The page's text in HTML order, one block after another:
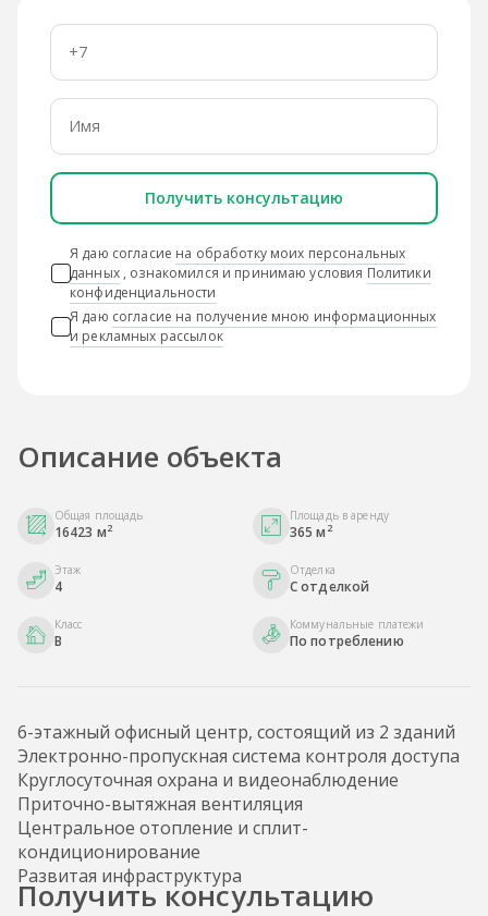
Получить консультацию
Я даю согласие на обработку моих персональных
данных, ознакомился и принимаю условия Политики
конфиденциальности
Я даю согласие на получение мною информационных
и рекламных рассылок
Описание объекта
Общая площадь
16423 м2
Площадь в аренду
365 м 2
Этаж
4
Отделка
С отделкой
Класс
B
Коммунальные платежи
По потреблению
6-этажный офисный центр, состоящий из 2 зданий
Электронно-пропускная система контроля доступа
Круглосуточная охрана и видеонаблюдение
Приточно-вытяжная вентиляция
Центральное отопление и сплит-
кондиционирование
Развитая инфраструктура
Получить консультацию